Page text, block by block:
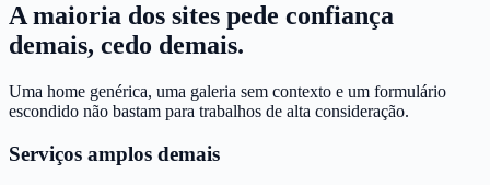
A maioria dos sites pede confiança
demais, cedo demais.
Uma home genérica, uma galeria sem contexto e um formulário
escondido não bastam para trabalhos de alta consideração.
Serviços amplos demais